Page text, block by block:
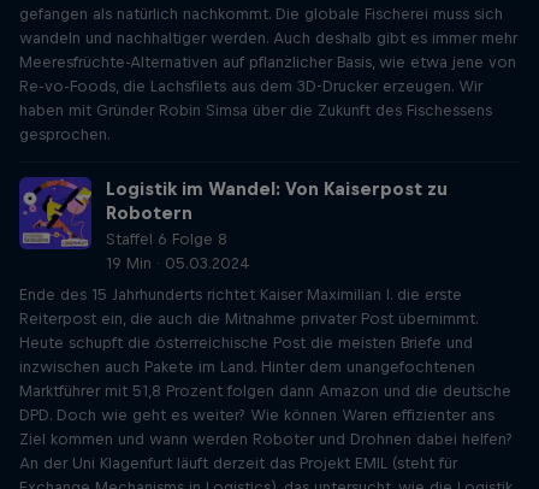
gefangen als natürlich nachkommt. Die globale Fischerei muss sich
wandeln und nachhaltiger werden. Auch deshalb gibt es immer mehr
Meeresfrüchte-Alternativen auf pflanzlicher Basis, wie etwa jene von
Re-vo-Foods, die Lachsfilets aus dem 3D-Drucker erzeugen. Wir
haben mit Gründer Robin Simsa über die Zukunft des Fischessens
gesprochen.
Logistik im Wandel: Von Kaiserpost zu
Robotern
Staffel 6 Folge 8
19 Min · 05.03.2024
Ende des 15 Jahrhunderts richtet Kaiser Maximilian I. die erste
Reiterpost ein, die auch die Mitnahme privater Post übernimmt.
Heute schupft die österreichische Post die meisten Briefe und
inzwischen auch Pakete im Land. Hinter dem unangefochtenen
Marktführer mit 51,8 Prozent folgen dann Amazon und die deutsche
DPD. Doch wie geht es weiter? Wie können Waren effizienter ans
Ziel kommen und wann werden Roboter und Drohnen dabei helfen?
An der Uni Klagenfurt läuft derzeit das Projekt EMIL (steht für